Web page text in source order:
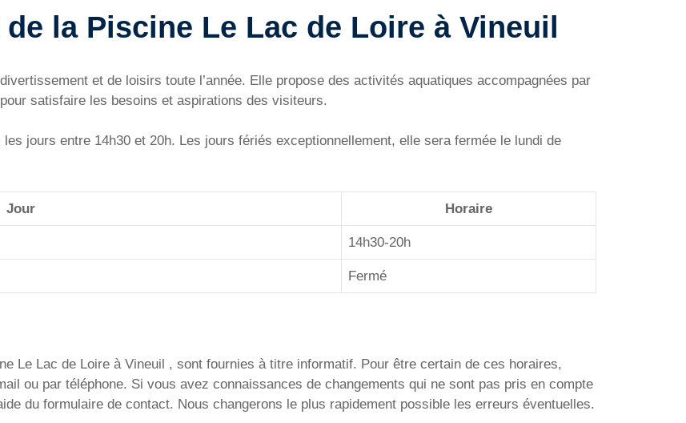
la Piscine Le Lac de Loire à Vineuil
et de loisirs toute l’année. Elle propose des activités aquatiques accompagnées par
satisfaire les besoins et aspirations des visiteurs.
jours entre 14h30 et 20h. Les jours fériés exceptionnellement, elle sera fermée le lundi de
Jour Horaire
14h30-20h
Fermé
Le Lac de Loire à Vineuil , sont fournies à titre informatif. Pour être certain de ces horaires,
ou par téléphone. Si vous avez connaissances de changements qui ne sont pas pris en compte
du formulaire de contact. Nous changerons le plus rapidement possible les erreurs éventuelles.